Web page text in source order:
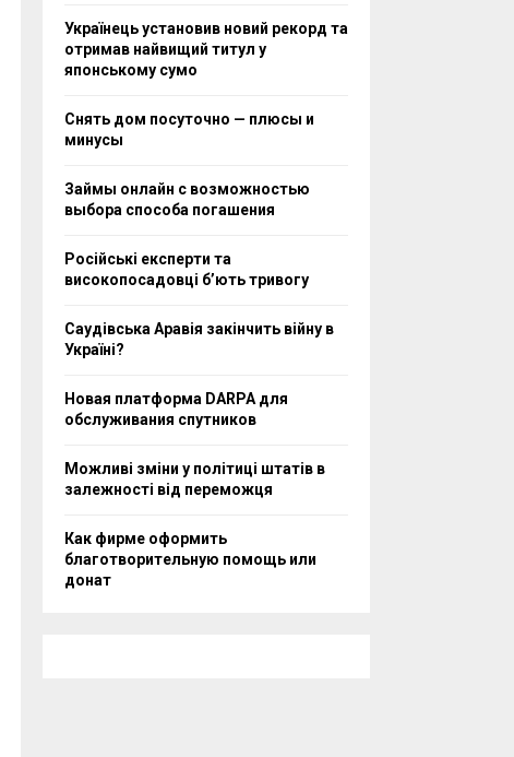
Українець установив новий рекорд та
отримав найвищий титул у
японському сумо
Снять дом посуточно — плюсы и
минусы
Займы онлайн с возможностью
выбора способа погашения
Російські експерти та
високопосадовці бʼють тривогу
Саудівська Аравія закінчить війну в
Україні?
Новая платформа DARPA для
обслуживания спутников
Можливі зміни у політиці штатів в
залежності від переможця
Как фирме оформить
благотворительную помощь или
донат